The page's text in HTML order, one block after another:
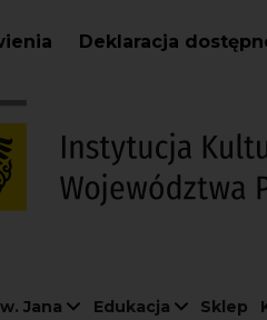
Deklaracja
Jana Edukacja Sklep